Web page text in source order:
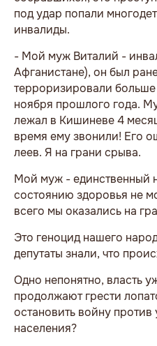
под удар попали
инвалиды.
- Мой муж Виталий -
Афганистане), он был
терроризировали больше
ноября прошлого года.
лежал в Кишиневе 4
время ему звонили! Его
леев. Я на грани срыва.
Мой муж - единственный
состоянию здоровья не
всего мы оказались на
Это геноцид нашего
депутаты знали, что
Одно непонятно, власть
продолжают грести
остановить войну
населения?